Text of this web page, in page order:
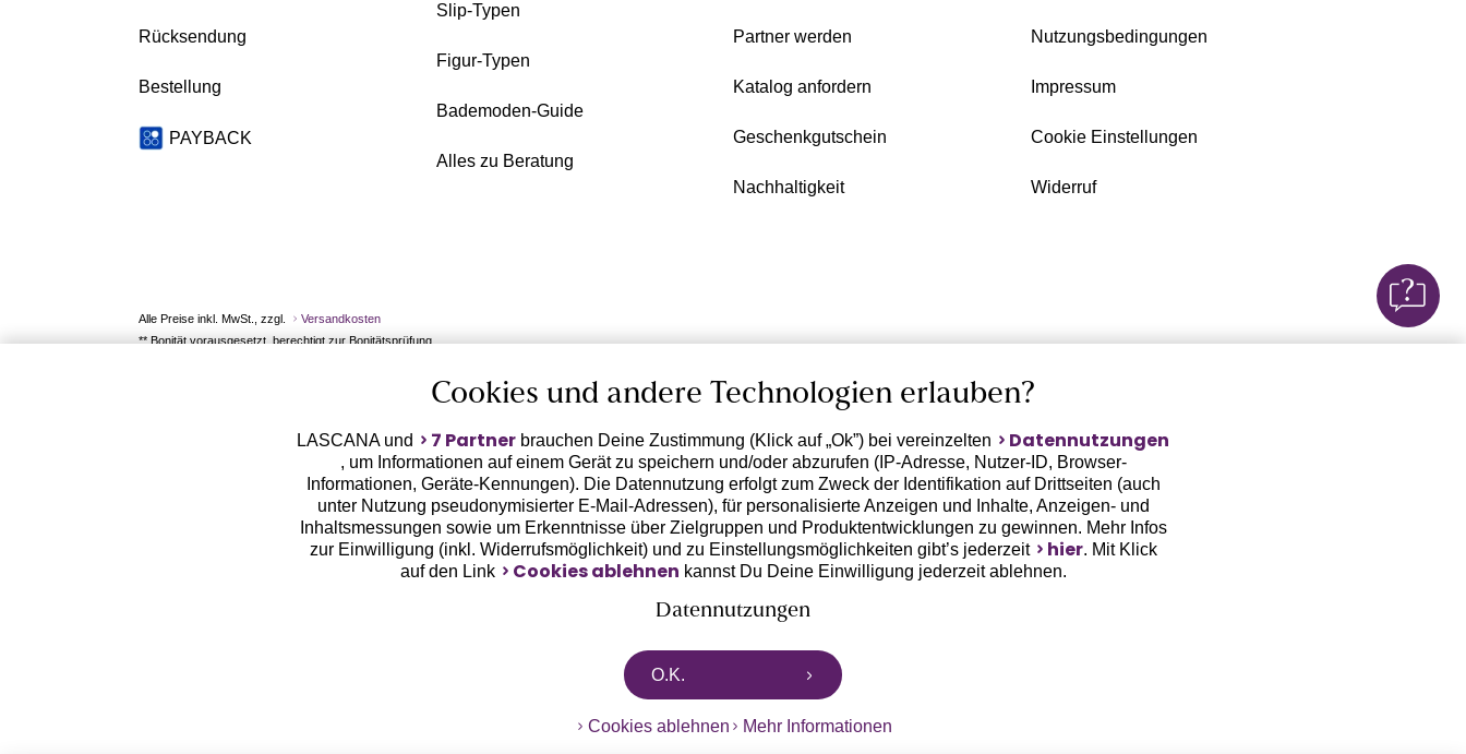
Rücksendung
Bestellung
PAYBACK
Slip-Typen
Figur-Typen
Bademoden-Guide
Alles zu Beratung
Partner werden
Katalog anfordern
Geschenkgutschein
Nachhaltigkeit
Nutzungsbedingungen
Impressum
Cookie Einstellungen
Widerruf
Alle Preise inkl. MwSt., zzgl.
Versandkosten
** Bonität vorausgesetzt, berechtigt zur Bonitätsprüfung
Cookies und andere Technologien erlauben?
LASCANA und 7 Partner brauchen Deine Zustimmung (Klick auf „Ok”) bei vereinzelten Datennutzungen
, um Informationen auf einem Gerät zu speichern und/oder abzurufen (IP-Adresse, Nutzer-ID, Browser-
Informationen, Geräte-Kennungen). Die Datennutzung erfolgt zum Zweck der Identifikation auf Drittseiten (auch
unter Nutzung pseudonymisierter E-Mail-Adressen), für personalisierte Anzeigen und Inhalte, Anzeigen- und
Inhaltsmessungen sowie um Erkenntnisse über Zielgruppen und Produktentwicklungen zu gewinnen. Mehr Infos
zur Einwilligung (inkl. Widerrufsmöglichkeit) und zu Einstellungsmöglichkeiten gibt’s jederzeit
hier. Mit Klick
auf den Link
Cookies ablehnen kannst Du Deine Einwilligung jederzeit ablehnen.
Datennutzungen
LASCANA arbeitet mit Partnern zusammen, die von deinem Endgerät abgerufene Daten (Trackingdaten) oder die
von uns übermittelten pseudonymisierten Daten zur Aussteuerung unserer Werbung sowie auch zu eigenen
Erhebung der Trackingdaten bzw. die Übermittlung deiner pseudonymisierten Daten, sondern auch deren
O.K.
Cookies ablehnen Mehr Informationen